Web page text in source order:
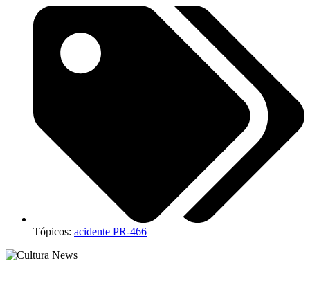
Tópicos: acidente PR-466